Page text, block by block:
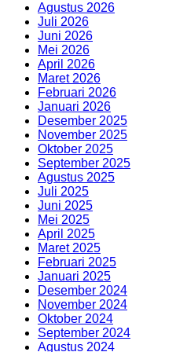
Agustus 2026
Juli 2026
Juni 2026
Mei 2026
April 2026
Maret 2026
Februari 2026
Januari 2026
Desember 2025
November 2025
Oktober 2025
September 2025
Agustus 2025
Juli 2025
Juni 2025
Mei 2025
April 2025
Maret 2025
Februari 2025
Januari 2025
Desember 2024
November 2024
Oktober 2024
September 2024
Agustus 2024